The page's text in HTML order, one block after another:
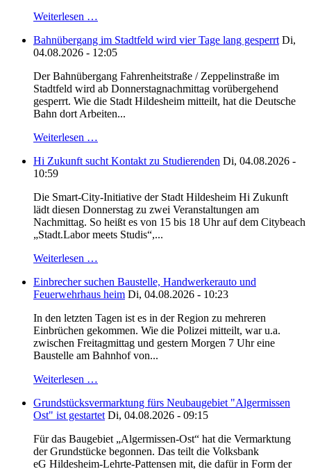
Weiterlesen …
Bahnübergang im Stadtfeld wird vier Tage lang gesperrt Di,
04.08.2026 - 12:05
Der Bahnübergang Fahrenheitstraße / Zeppelinstraße im
Stadtfeld wird ab Donnerstagnachmittag vorübergehend
gesperrt. Wie die Stadt Hildesheim mitteilt, hat die Deutsche
Bahn dort Arbeiten...
Weiterlesen …
Hi Zukunft sucht Kontakt zu Studierenden Di, 04.08.2026 -
10:59
Die Smart-City-Initiative der Stadt Hildesheim Hi Zukunft
lädt diesen Donnerstag zu zwei Veranstaltungen am
Nachmittag. So heißt es von 15 bis 18 Uhr auf dem Citybeach
„Stadt.Labor meets Studis“,...
Weiterlesen …
Einbrecher suchen Baustelle, Handwerkerauto und
Feuerwehrhaus heim Di, 04.08.2026 - 10:23
In den letzten Tagen ist es in der Region zu mehreren
Einbrüchen gekommen. Wie die Polizei mitteilt, war u.a.
zwischen Freitagmittag und gestern Morgen 7 Uhr eine
Baustelle am Bahnhof von...
Weiterlesen …
Grundstücksvermarktung fürs Neubaugebiet "Algermissen
Ost" ist gestartet Di, 04.08.2026 - 09:15
Für das Baugebiet „Algermissen-Ost“ hat die Vermarktung
der Grundstücke begonnen. Das teilt die Volksbank
eG Hildesheim-Lehrte-Pattensen mit, die dafür in Form der